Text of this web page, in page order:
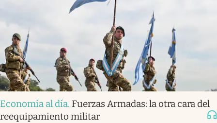
Economía al día. Fuerzas Armadas: la otra cara del
reequipamiento militar